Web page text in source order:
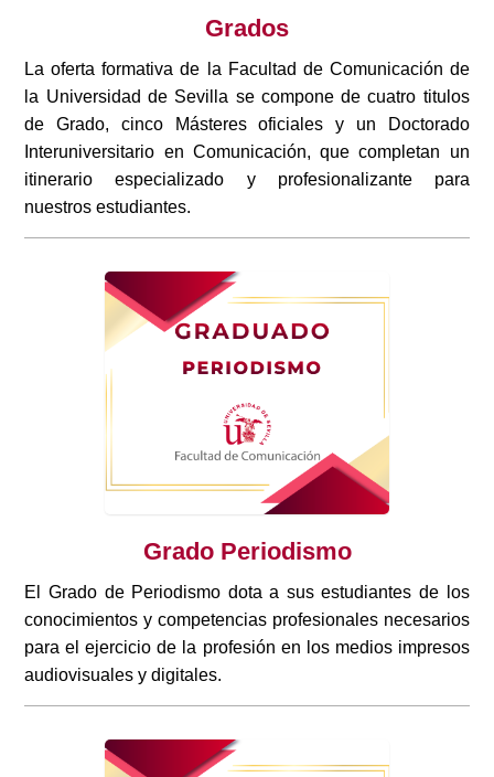
Grados
La oferta formativa de la Facultad de Comunicación de
la Universidad de Sevilla se compone de cuatro titulos
de Grado, cinco Másteres oficiales y un Doctorado
Interuniversitario en Comunicación, que completan un
itinerario especializado y profesionalizante para
nuestros estudiantes.
Grado Periodismo
El Grado de Periodismo dota a sus estudiantes de los
conocimientos y competencias profesionales necesarios
para el ejercicio de la profesión en los medios impresos
audiovisuales y digitales.